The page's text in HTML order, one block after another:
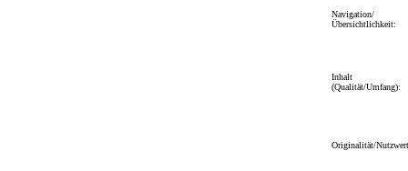
Navigation/
Übersichtlichkeit:
Inhalt
(Qualität/Umfang):
Originalität/